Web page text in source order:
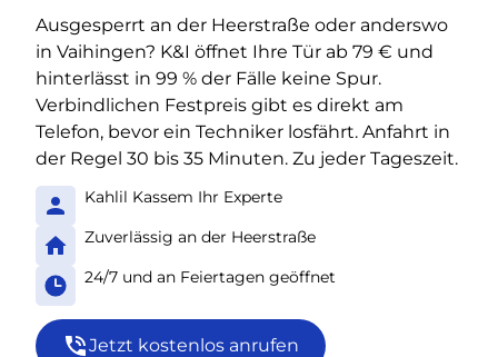
Ausgesperrt an der Heerstraße oder anderswo
in Vaihingen? K&I öffnet Ihre Tür ab 79 € und
hinterlässt in 99 % der Fälle keine Spur.
Verbindlichen Festpreis gibt es direkt am
Telefon, bevor ein Techniker losfährt. Anfahrt in
der Regel 30 bis 35 Minuten. Zu jeder Tageszeit.
Kahlil Kassem Ihr Experte
Zuverlässig an der Heerstraße
24/7 und an Feiertagen geöffnet
Jetzt kostenlos anrufen